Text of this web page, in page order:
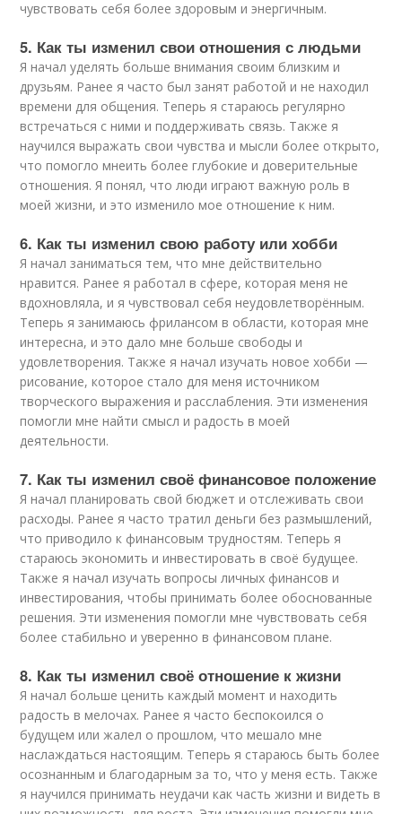
чувствовать себя более здоровым и энергичным.
5. Как ты изменил свои отношения с людьми
Я начал уделять больше внимания своим близким и
друзьям. Ранее я часто был занят работой и не находил
времени для общения. Теперь я стараюсь регулярно
встречаться с ними и поддерживать связь. Также я
научился выражать свои чувства и мысли более открыто,
что помогло мнеить более глубокие и доверительные
отношения. Я понял, что люди играют важную роль в
моей жизни, и это изменило мое отношение к ним.
6. Как ты изменил свою работу или хобби
Я начал заниматься тем, что мне действительно
нравится. Ранее я работал в сфере, которая меня не
вдохновляла, и я чувствовал себя неудовлетворённым.
Теперь я занимаюсь фрилансом в области, которая мне
интересна, и это дало мне больше свободы и
удовлетворения. Также я начал изучать новое хобби —
рисование, которое стало для меня источником
творческого выражения и расслабления. Эти изменения
помогли мне найти смысл и радость в моей
деятельности.
7. Как ты изменил своё финансовое положение
Я начал планировать свой бюджет и отслеживать свои
расходы. Ранее я часто тратил деньги без размышлений,
что приводило к финансовым трудностям. Теперь я
стараюсь экономить и инвестировать в своё будущее.
Также я начал изучать вопросы личных финансов и
инвестирования, чтобы принимать более обоснованные
решения. Эти изменения помогли мне чувствовать себя
более стабильно и уверенно в финансовом плане.
8. Как ты изменил своё отношение к жизни
Я начал больше ценить каждый момент и находить
радость в мелочах. Ранее я часто беспокоился о
будущем или жалел о прошлом, что мешало мне
наслаждаться настоящим. Теперь я стараюсь быть более
осознанным и благодарным за то, что у меня есть. Также
я научился принимать неудачи как часть жизни и видеть в